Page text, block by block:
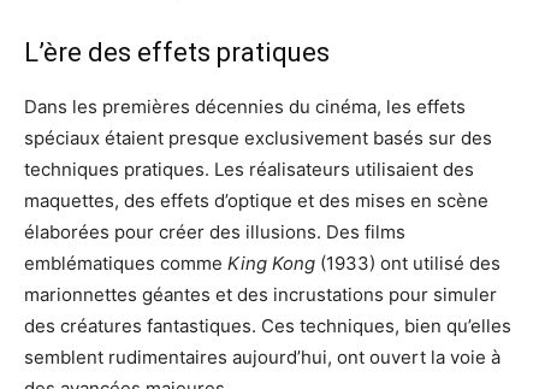
L’ère des effets pratiques
Dans les premières décennies du cinéma, les effets
spéciaux étaient presque exclusivement basés sur des
techniques pratiques. Les réalisateurs utilisaient des
maquettes, des effets d’optique et des mises en scène
élaborées pour créer des illusions. Des films
emblématiques comme King Kong (1933) ont utilisé des
marionnettes géantes et des incrustations pour simuler
des créatures fantastiques. Ces techniques, bien qu’elles
semblent rudimentaires aujourd’hui, ont ouvert la voie à